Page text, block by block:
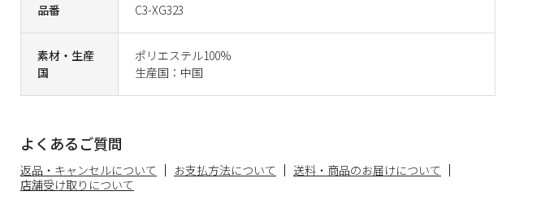
品番 C3-XG323
素材・生産
国
ポリエステル100%
生産国：中国
よくあるご質問
返品・キャンセルについて お支払方法について
送料・商品のお届けについて
店舗受け取りについて